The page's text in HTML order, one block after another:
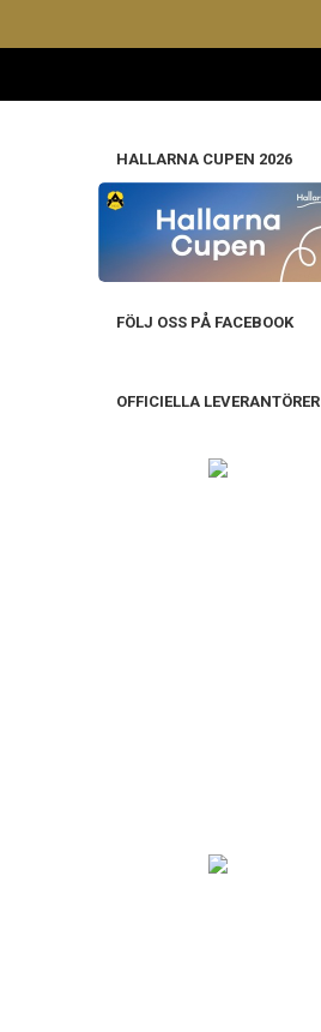
HALLARNA CUPEN 2026
FÖLJ OSS PÅ FACEBOOK
OFFICIELLA LEVERANTÖRER